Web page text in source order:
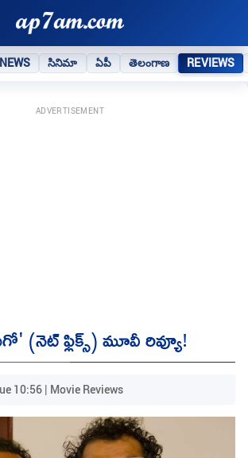
NEWS సినిమా ఏపీ తెలంగాణ REVIEWS
ADVERTISEMENT
ఫ్లిక్స్) మూవీ రివ్యూ!
10:56 | Movie Reviews